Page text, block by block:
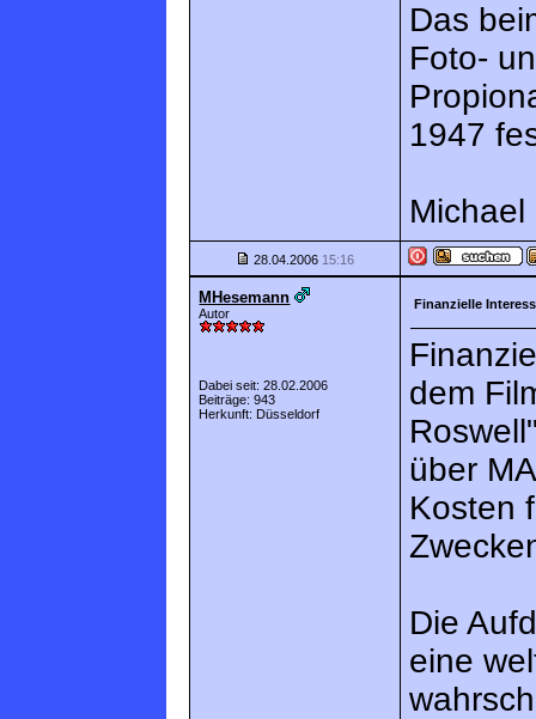
Das
Foto-
1947
28.04.2006 15:16
MHesemann
Autor
Dabei seit: 28.02.2006
Beiträge: 943
Herkunft: Düsseldorf
Finanzielle
dem
über
Kosten
Die
eine